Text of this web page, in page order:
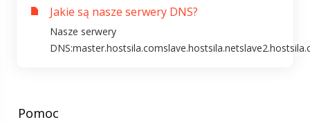
Pomoc
Jakie są nasze serwery DNS?
Nasze serwery